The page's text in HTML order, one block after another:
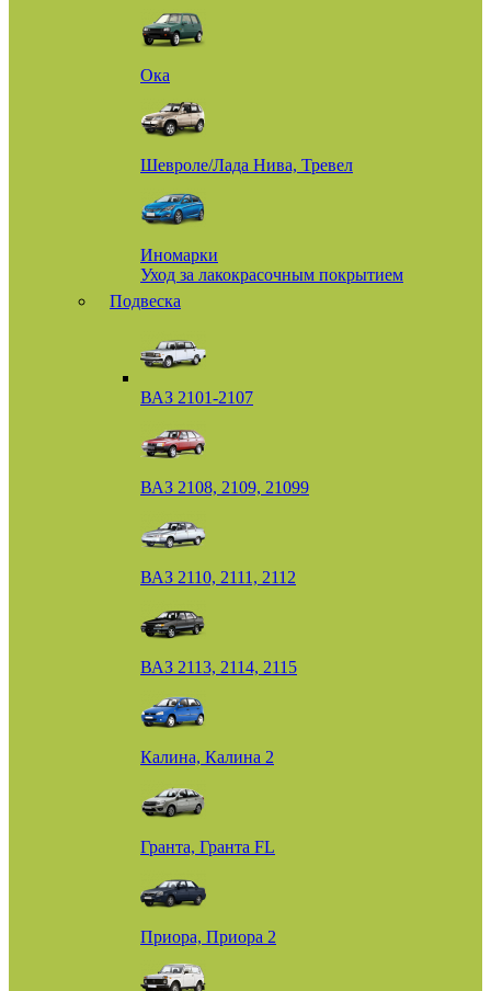
Ока
Шевроле/Лада Нива, Тревел
Иномарки
Уход за лакокрасочным покрытием
Подвеска
ВАЗ 2101-2107
ВАЗ 2108, 2109, 21099
ВАЗ 2110, 2111, 2112
ВАЗ 2113, 2114, 2115
Калина, Калина 2
Гранта, Гранта FL
Приора, Приора 2